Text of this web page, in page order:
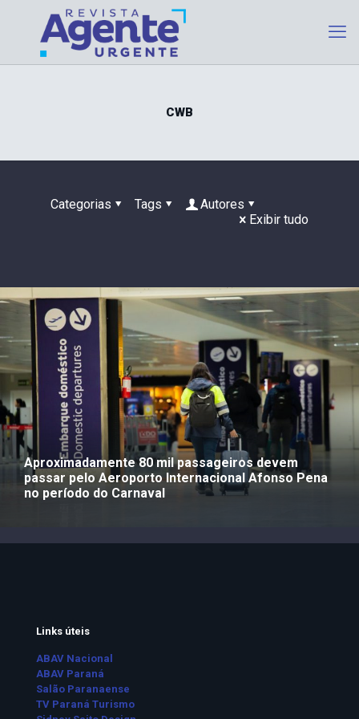
CWB
Categorias Tags
Autores
Exibir tudo
Aproximadamente 80 mil passageiros devem
passar pelo Aeroporto Internacional Afonso Pena
no período do Carnaval
Links úteis
ABAV Nacional
ABAV Paraná
Salão Paranaense
TV Paraná Turismo